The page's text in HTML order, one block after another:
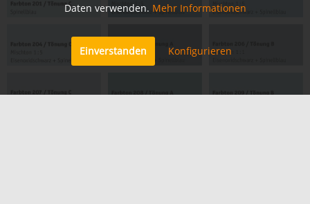
Daten verwenden. Mehr Informationen
Einverstanden Konfigurieren